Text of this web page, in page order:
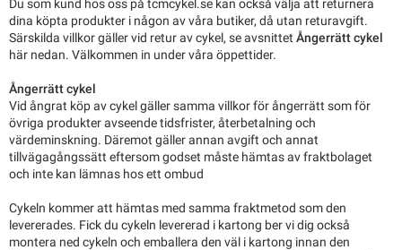
Du som kund hos oss på tcmcykel.se kan också välja att returnera
dina köpta produkter i någon av våra butiker, då utan returavgift.
Särskilda villkor gäller vid retur av cykel, se avsnittet Ångerrätt cykel
här nedan. Välkommen in under våra öppettider.
Ångerrätt cykel
Vid ångrat köp av cykel gäller samma villkor för ångerrätt som för
övriga produkter avseende tidsfrister, återbetalning och
värdeminskning. Däremot gäller annan avgift och annat
tillvägagångssätt eftersom godset måste hämtas av fraktbolaget
och inte kan lämnas hos ett ombud
Cykeln kommer att hämtas med samma fraktmetod som den
levererades. Fick du cykeln levererad i kartong ber vi dig också
montera ned cykeln och emballera den väl i kartong innan den